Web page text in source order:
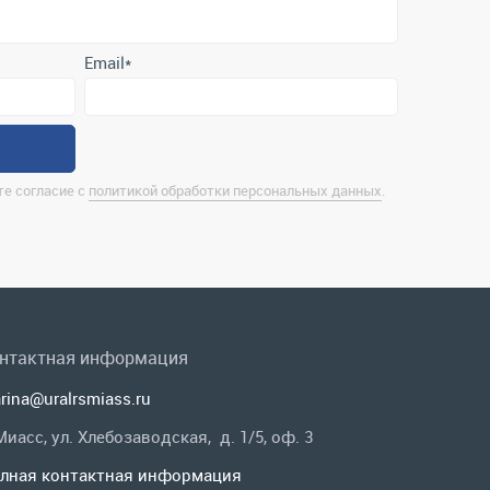
информация
ул. Хлебозаводская, д. 1/5, оф. 3
контактная информация